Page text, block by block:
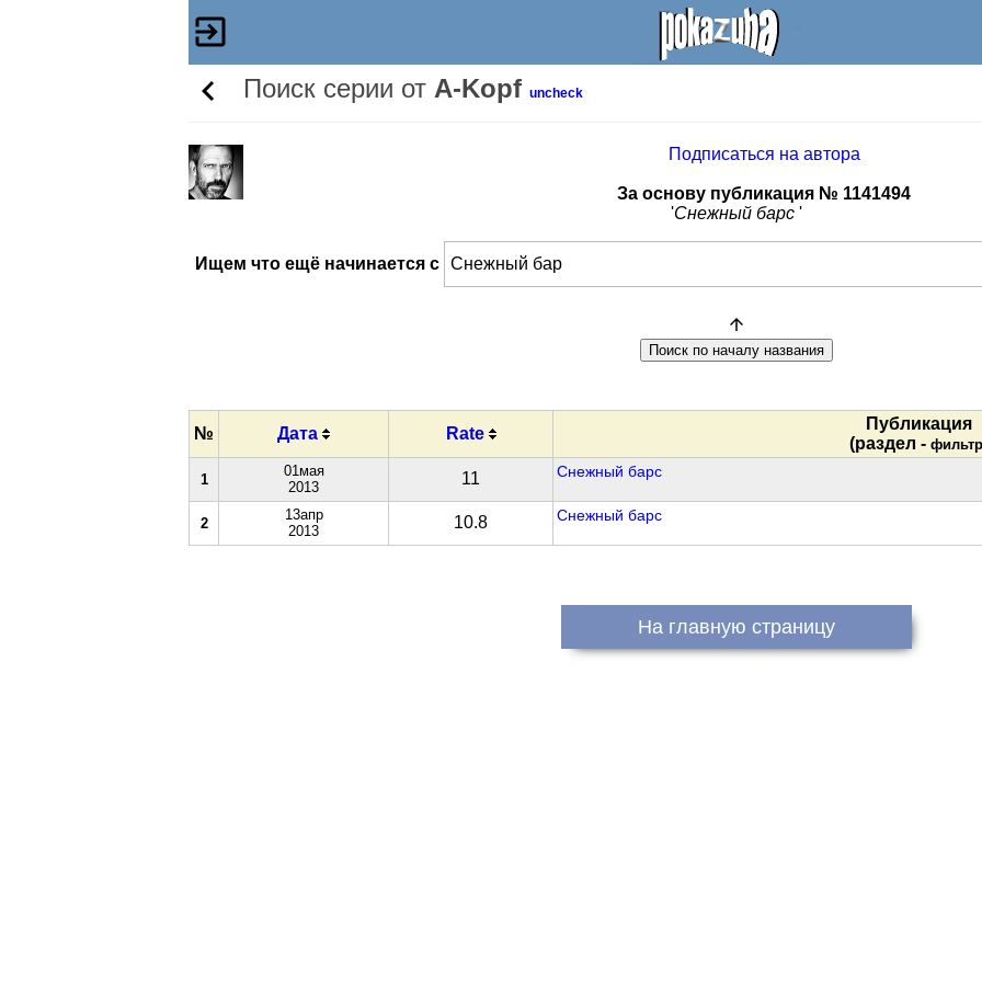
Поиск серии от A-Kopf uncheck
Подписаться на автора
За основу публикация № 1141494
'Снежный барс '
Ищем что ещё начинается с
№ Дата Rate
Публикация
(раздел - фильтр
1
01мая
2013
11 Снежный барс
2
13апр
2013
10.8 Снежный барс
На главную страницу